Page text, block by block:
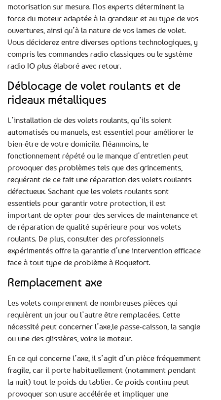
motorisation sur mesure. Nos experts déterminent la
force du moteur adaptée à la grandeur et au type de vos
ouvertures, ainsi qu’à la nature de vos lames de volet.
Vous déciderez entre diverses options technologiques, y
compris les commandes radio classiques ou le système
radio IO plus élaboré avec retour.
Déblocage de volet roulants et de
rideaux métalliques
L’installation de des volets roulants, qu’ils soient
automatisés ou manuels, est essentiel pour améliorer le
bien-être de votre domicile. Néanmoins, le
fonctionnement répété ou le manque d’entretien peut
provoquer des problèmes tels que des grincements,
requérant de ce fait une réparation des volets roulants
défectueux. Sachant que les volets roulants sont
essentiels pour garantir votre protection, il est
important de opter pour des services de maintenance et
de réparation de qualité supérieure pour vos volets
roulants. De plus, consulter des professionnels
expérimentés offre la garantie d’une intervention efficace
face à tout type de problème à Roquefort.
Remplacement axe
Les volets comprennent de nombreuses pièces qui
requièrent un jour ou l’autre être remplacées. Cette
nécessité peut concerner l’axe,le passe-caisson, la sangle
ou une des glissières, voire le moteur.
En ce qui concerne l’axe, il s’agit d’un pièce fréquemment
fragile, car il porte habituellement (notamment pendant
la nuit) tout le poids du tablier. Ce poids continu peut
provoquer son usure accélérée et impliquer une